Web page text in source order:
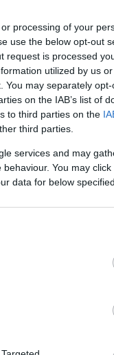
processing of your
use the below opt-out
request is processed
utilized by us
You may separately
on the IAB’s list of
to third parties on the
third parties.
services and may
You may
data for below
315 km/h, à
les 1.
un beau bébé
h –402 ,4